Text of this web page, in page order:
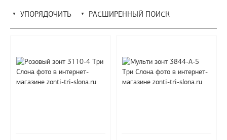
▼ РАСШИРЕННЫЙ ПОИСК
▼ УПОРЯДОЧИТЬ